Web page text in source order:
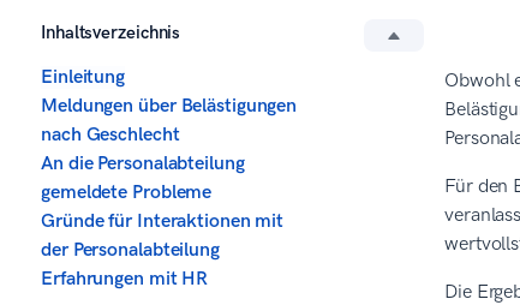
Inhaltsverzeichnis
Einleitung
Meldungen über Belästigungen
nach Geschlecht
An die Personalabteilung
gemeldete Probleme
Gründe für Interaktionen mit
der Personalabteilung
Erfahrungen mit HR
Obwohl
Für den
Die